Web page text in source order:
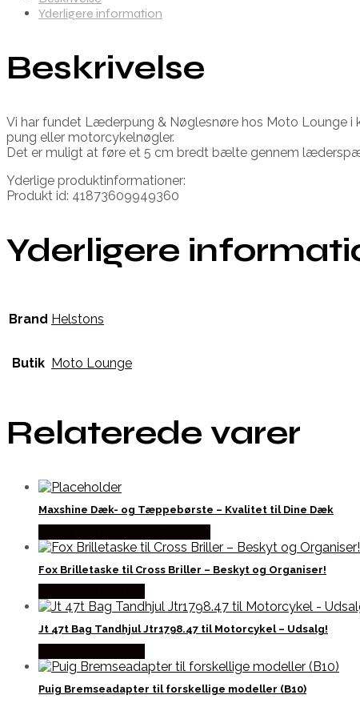
Yderligere information
Beskrivelse
Vi har fundet Læderpung & Nøglesnøre hos Moto Lounge
pung eller motorcykelnøgler.
Det er muligt at føre et 5 cm bredt bælte gennem
Yderlige produktinformationer:
Produkt id: 41873609949360
Yderligere
Brand Helstons
Butik Moto Lounge
Relaterede varer
Maxshine Dæk- og Tæppebørste – Kvalitet til Dine Dæk
Fox Brilletaske til Cross Briller – Beskyt og Organiser!
Jt 47t Bag Tandhjul Jtr1798.47 til Motorcykel – Udsalg!
Puig Bremseadapter til forskellige modeller (B10)